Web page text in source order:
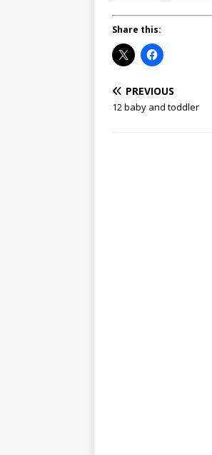
Share this:
PREVIOUS
12 baby and toddler